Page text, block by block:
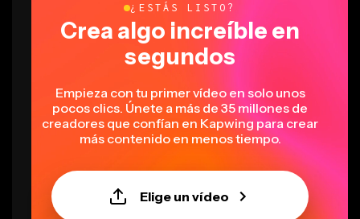
¿ESTÁS LISTO?
Crea algo increíble en
segundos
Empieza con tu primer vídeo en solo unos
pocos clics. Únete a más de 35 millones de
creadores que confían en Kapwing para crear
más contenido en menos tiempo.
Elige un vídeo